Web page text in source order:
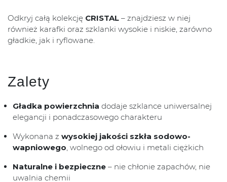
Odkryj całą kolekcję CRISTAL – znajdziesz w niej
również karafki oraz szklanki wysokie i niskie, zarówno
gładkie, jak i ryflowane.
Zalety
Gładka powierzchnia dodaje szklance uniwersalnej
elegancji i ponadczasowego charakteru
Wykonana z wysokiej jakości szkła sodowo-
wapniowego, wolnego od ołowiu i metali ciężkich
Naturalne i bezpieczne – nie chłonie zapachów, nie
uwalnia chemii